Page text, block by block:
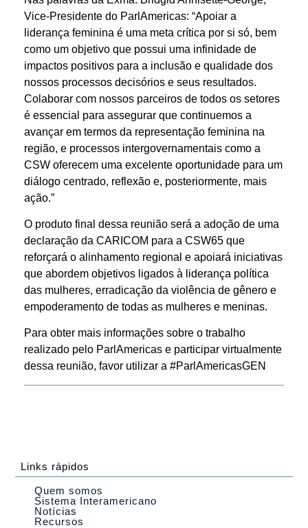
Vice-Presidente do ParlAmericas: “Apoiar a
liderança feminina é uma meta crítica por si só, bem
como um objetivo que possui uma infinidade de
impactos positivos para a inclusão e qualidade dos
nossos processos decisórios e seus resultados.
Colaborar com nossos parceiros de todos os setores
é essencial para assegurar que continuemos a
avançar em termos da representação feminina na
região, e processos intergovernamentais como a
CSW oferecem uma excelente oportunidade para um
diálogo centrado, reflexão e, posteriormente, mais
ação.”
O produto final dessa reunião será a adoção de uma
declaração da CARICOM para a CSW65 que
reforçará o alinhamento regional e apoiará iniciativas
que abordem objetivos ligados à liderança política
das mulheres, erradicação da violência de gênero e
empoderamento de todas as mulheres e meninas.
Para obter mais informações sobre o trabalho
realizado pelo ParlAmericas e participar virtualmente
dessa reunião, favor utilizar a #ParlAmericasGEN
Links rápidos
Quem somos
Sistema Interamericano
Notícias
Recursos